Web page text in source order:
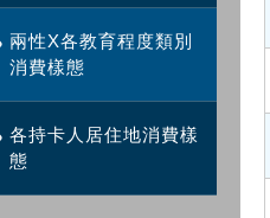
兩性X各教育程度類別
消費樣態
各持卡人居住地消費樣
態